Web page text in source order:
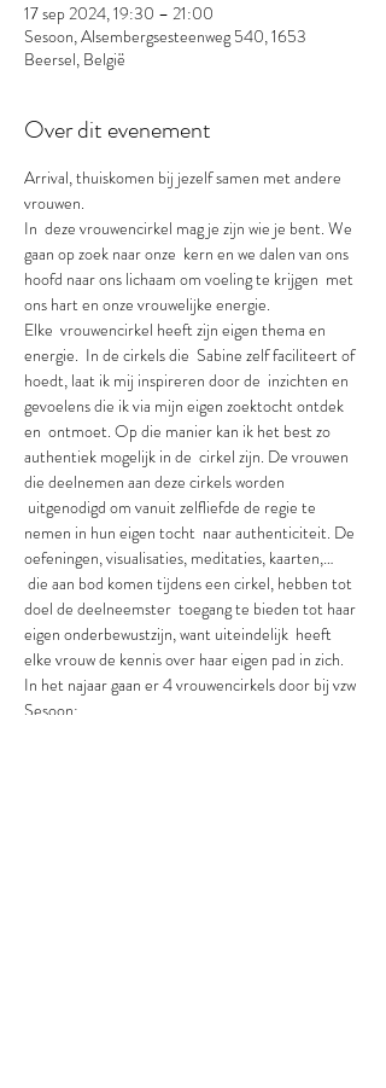
17 sep 2024, 19:30 – 21:00
Sesoon, Alsembergsesteenweg 540, 1653
Beersel, België
Over dit evenement
Arrival, thuiskomen bij jezelf samen met andere
vrouwen.
In  deze vrouwencirkel mag je zijn wie je bent. We
gaan op zoek naar onze  kern en we dalen van ons
hoofd naar ons lichaam om voeling te krijgen  met
ons hart en onze vrouwelijke energie.
Elke  vrouwencirkel heeft zijn eigen thema en
energie.  In de cirkels die  Sabine zelf faciliteert of
hoedt, laat ik mij inspireren door de  inzichten en
gevoelens die ik via mijn eigen zoektocht ontdek
en  ontmoet. Op die manier kan ik het best zo
authentiek mogelijk in de  cirkel zijn. De vrouwen
die deelnemen aan deze cirkels worden
uitgenodigd om vanuit zelfliefde de regie te
nemen in hun eigen tocht  naar authenticiteit. De
oefeningen, visualisaties, meditaties, kaarten,…
die aan bod komen tijdens een cirkel, hebben tot
doel de deelneemster  toegang te bieden tot haar
eigen onderbewustzijn, want uiteindelijk  heeft
elke vrouw de kennis over haar eigen pad in zich.
In het najaar gaan er 4 vrouwencirkels door bij vzw
Sesoon: